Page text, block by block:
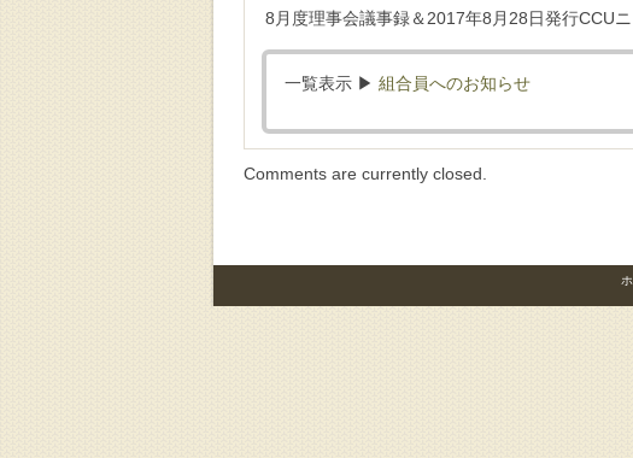
8月度理事会議事録＆2017年8月28日発行CCUニ
一覧表示 ▶︎ 組合員へのお知らせ
Comments are currently closed.